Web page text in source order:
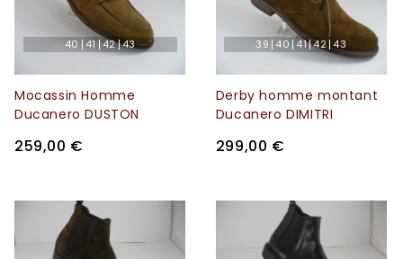
40 41 42 43
Mocassin Homme
Ducanero DUSTON
259,00 €
39 40 41 42 43
Derby homme montant
Ducanero DIMITRI
299,00 €